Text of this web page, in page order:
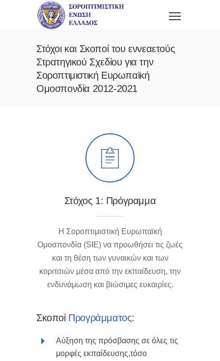
Στόχοι και Σκοποί του εννεαετούς
Στρατηγικού Σχεδίου για την
Σοροπτιμιστική Ευρωπαϊκή
Ομοσπονδία 2012-2021
Στόχος 1: Πρόγραμμα
Η Σοροπτιμιστική Ευρωπαϊκή
Ομοσπονδία (SIΕ) να προωθήσει τις ζωές
και τη θέση των γυναικών και των
κοριτσιών μέσα από την εκπαίδευση, την
ενδυνάμωση και βιώσιμες ευκαιρίες.
Σκοποί Προγράμματος:
Αύξηση της πρόσβασης σε όλες τις
μορφές εκπαίδευσης,τόσο